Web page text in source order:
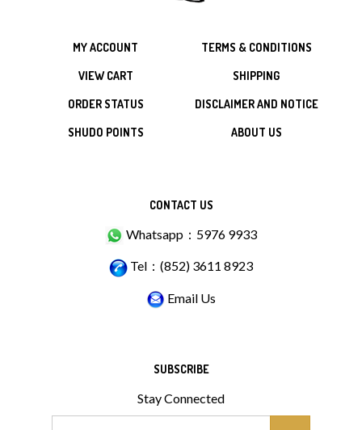
MY ACCOUNT
VIEW CART
ORDER STATUS
SHUDO POINTS
TERMS & CONDITIONS
SHIPPING
DISCLAIMER AND NOTICE
ABOUT US
CONTACT US
Whatsapp：5976 9933
Tel：(852) 3611 8923
Email Us
SUBSCRIBE
Stay Connected
Email